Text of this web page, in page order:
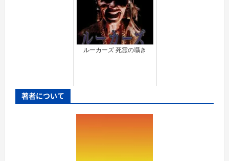
ルーカーズ 死霊の囁き
著者について